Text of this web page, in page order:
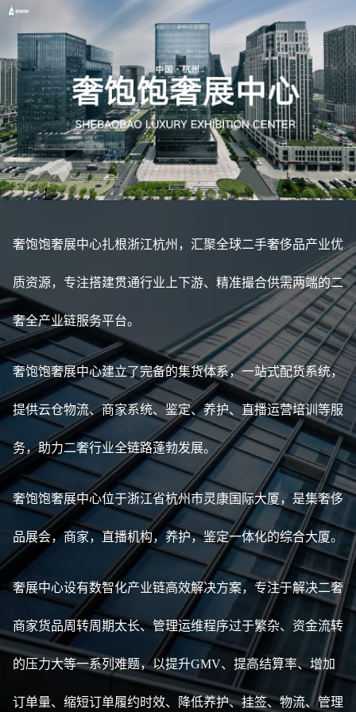
奢饱饱奢展中心扎根浙江杭州，汇聚全球二手奢侈品产业优
质资源，专注搭建贯通行业上下游、精准撮合供需两端的二
奢全产业链服务平台。
奢饱饱奢展中心建立了完备的集货体系，一站式配货系统，
提供云仓物流、商家系统、鉴定、养护、直播运营培训等服
务，助力二奢行业全链路蓬勃发展。
奢饱饱奢展中心位于浙江省杭州市灵康国际大厦，是集奢侈
品展会，商家，直播机构，养护，鉴定一体化的综合大厦。
奢展中心设有数智化产业链高效解决方案，专注于解决二奢
商家货品周转周期太长、管理运维程序过于繁杂、资金流转
的压力大等一系列难题，以提升GMV、提高结算率、增加
订单量、缩短订单履约时效、降低养护、挂签、物流、管理